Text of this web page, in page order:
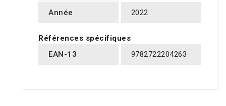
Année 2022
Références spécifiques
EAN-13
9782722204263